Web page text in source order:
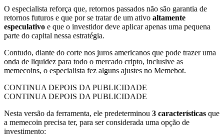
O especialista reforça que, retornos passados não são garantia de
retornos futuros e que por se tratar de um ativo altamente
especulativo e que o investidor deve aplicar apenas uma pequena
parte do capital nessa estratégia.
Contudo, diante do corte nos juros americanos que pode trazer uma
onda de liquidez para todo o mercado cripto, inclusive as
memecoins, o especialista fez alguns ajustes no Memebot.
CONTINUA DEPOIS DA PUBLICIDADE
CONTINUA DEPOIS DA PUBLICIDADE
Nesta versão da ferramenta, ele predeterminou 3 características que
a memecoin precisa ter, para ser considerada uma opção de
investimento: